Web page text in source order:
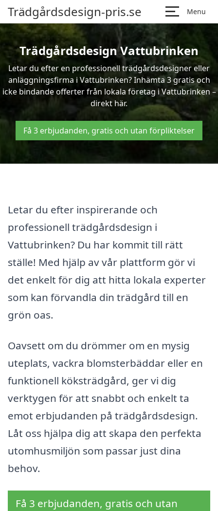
Trädgårdsdesign-pris.se Menu
Trädgårdsdesign Vattubrinken
Letar du efter en professionell trädgårdsdesigner eller
anläggningsfirma i Vattubrinken? Inhämta 3 gratis och
icke bindande offerter från lokala företag i Vattubrinken –
direkt här.
Få 3 erbjudanden, gratis och utan förpliktelser
Letar du efter inspirerande och
professionell trädgårdsdesign i
Vattubrinken? Du har kommit till rätt
ställe! Med hjälp av vår plattform gör vi
det enkelt för dig att hitta lokala experter
som kan förvandla din trädgård till en
grön oas.
Oavsett om du drömmer om en mysig
uteplats, vackra blomsterbäddar eller en
funktionell köksträdgård, ger vi dig
verktygen för att snabbt och enkelt ta
emot erbjudanden på trädgårdsdesign.
Låt oss hjälpa dig att skapa den perfekta
utomhusmiljön som passar just dina
behov.
Få 3 erbjudanden, gratis och utan